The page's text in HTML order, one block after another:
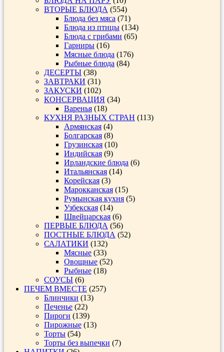
ВТОРЫЕ БЛЮДА (554)
Блюда без мяса (71)
Блюда из птицы (134)
Блюда с грибами (65)
Гарниры (16)
Мясные блюда (176)
Рыбные блюда (84)
ДЕСЕРТЫ (38)
ЗАВТРАКИ (31)
ЗАКУСКИ (102)
КОНСЕРВАЦИЯ (34)
Варенья (18)
КУХНЯ РАЗНЫХ СТРАН (113)
Армянская (4)
Болгарская (8)
Грузинская (10)
Индийская (9)
Ирландские блюда (6)
Итальянская (14)
Корейская (3)
Марокканская (15)
Румынская кухня (5)
Узбекская (14)
Швейцарская (6)
ПЕРВЫЕ БЛЮДА (56)
ПОСТНЫЕ БЛЮДА (52)
САЛАТИКИ (132)
Мясные (33)
Овощные (52)
Рыбные (18)
СОУСЫ (6)
ПЕЧЕМ ВМЕСТЕ (257)
Блинчики (13)
Печенье (22)
Пироги (139)
Пирожные (13)
Торты (54)
Торты без выпечки (7)